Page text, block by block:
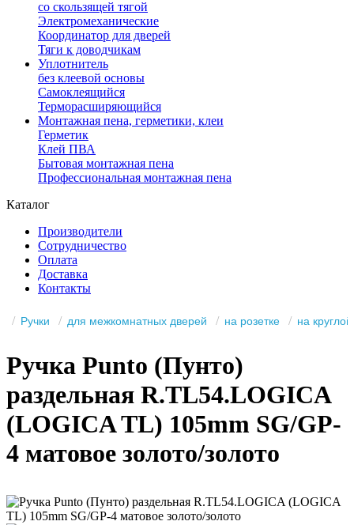
со скользящей тягой
Электромеханические
Координатор для дверей
Тяги к доводчикам
Уплотнитель
без клеевой основы
Самоклеящийся
Терморасширяющийся
Монтажная пена, герметики, клеи
Герметик
Клей ПВА
Бытовая монтажная пена
Профессиональная монтажная пена
Каталог
Производители
Сотрудничество
Оплата
Доставка
Контакты
Ручки для межкомнатных дверей на розетке на
Ручка Punto (Пунто)
раздельная R.TL54.LOGICA
(LOGICA TL) 105mm SG/GP-
4 матовое золото/золото